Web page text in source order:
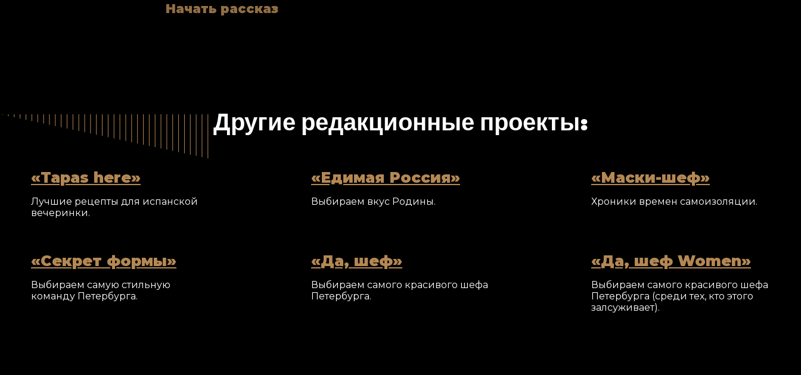
Начать рассказ
Другие редакционные проекты:
Tapas here
Лучшие рецепты для испанской
вечеринки.
Едимая Россия
Выбираем вкус Родины.
Маски-шеф
Хроники времен самоизоляции.
Секрет формы
Выбираем самую стильную
команду Петербурга.
Да, шеф
Выбираем самого красивого шефа
Петербурга.
Да, шеф Women
Выбираем самого красивого шефа
Петербурга (среди тех, кто этого
залсуживает).